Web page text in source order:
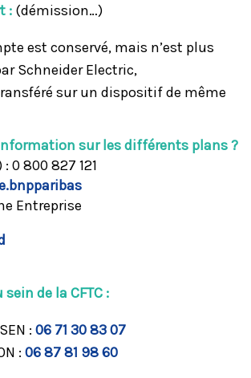
: (démission…)
est conservé, mais n’est plus
Schneider Electric,
sur un dispositif de même
sur les différents plans ?
0 800 827 121
Entreprise
de la CFTC :
: 06 71 30 83 07
: 06 87 81 98 60